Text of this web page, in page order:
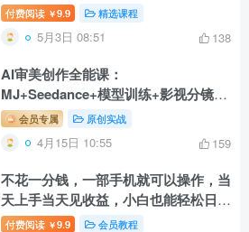
付费阅读 ￥9.9 精选课程
5月3日 08:51 138
AI审美创作全能课：
MJ+Seedance+模型训练+影视分镜
+编剧，一站式掌握AI艺术创作
会员专属 原创实战
4月15日 10:55 159
不花一分钱，一部手机就可以操作，当
天上手当天见收益，小白也能轻松日入
400+
付费阅读 ￥9.9 会员教程